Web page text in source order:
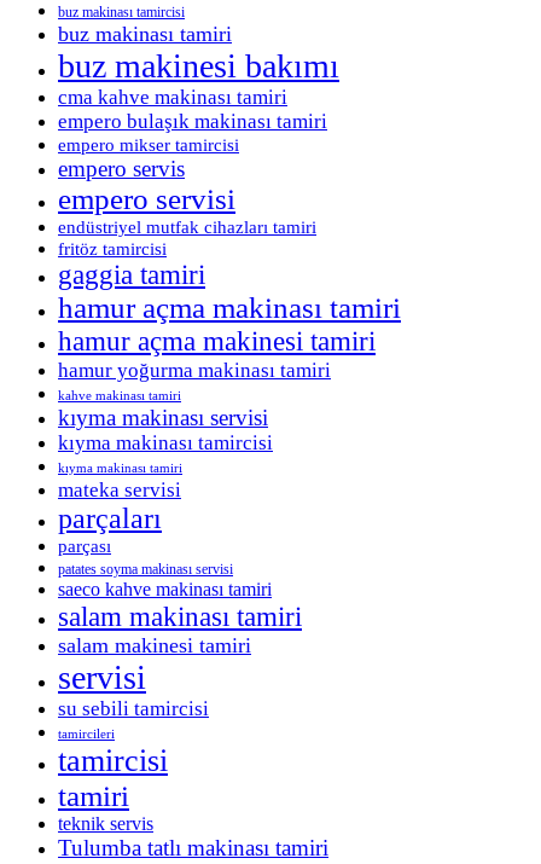
buz makinası tamircisi
buz makinası tamiri
buz makinesi bakımı
cma kahve makinası tamiri
empero bulaşık makinası tamiri
empero mikser tamircisi
empero servis
empero servisi
endüstriyel mutfak cihazları tamiri
fritöz tamircisi
gaggia tamiri
hamur açma makinası tamiri
hamur açma makinesi tamiri
hamur yoğurma makinası tamiri
kahve makinası tamiri
kıyma makinası servisi
kıyma makinası tamircisi
kıyma makinası tamiri
mateka servisi
parçaları
parçası
patates soyma makinası servisi
saeco kahve makinası tamiri
salam makinası tamiri
salam makinesi tamiri
servisi
su sebili tamircisi
tamircileri
tamircisi
tamiri
teknik servis
Tulumba tatlı makinası tamiri